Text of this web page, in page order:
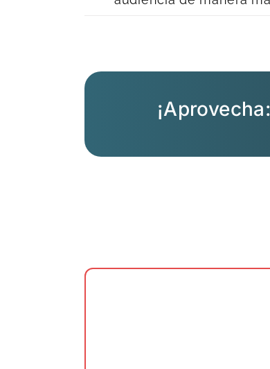
¡Aprovecha: